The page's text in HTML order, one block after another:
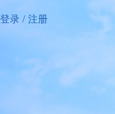
登录 / 注册